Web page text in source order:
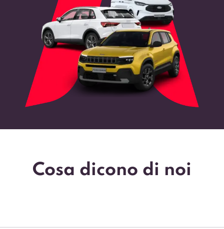
Cosa dicono di noi